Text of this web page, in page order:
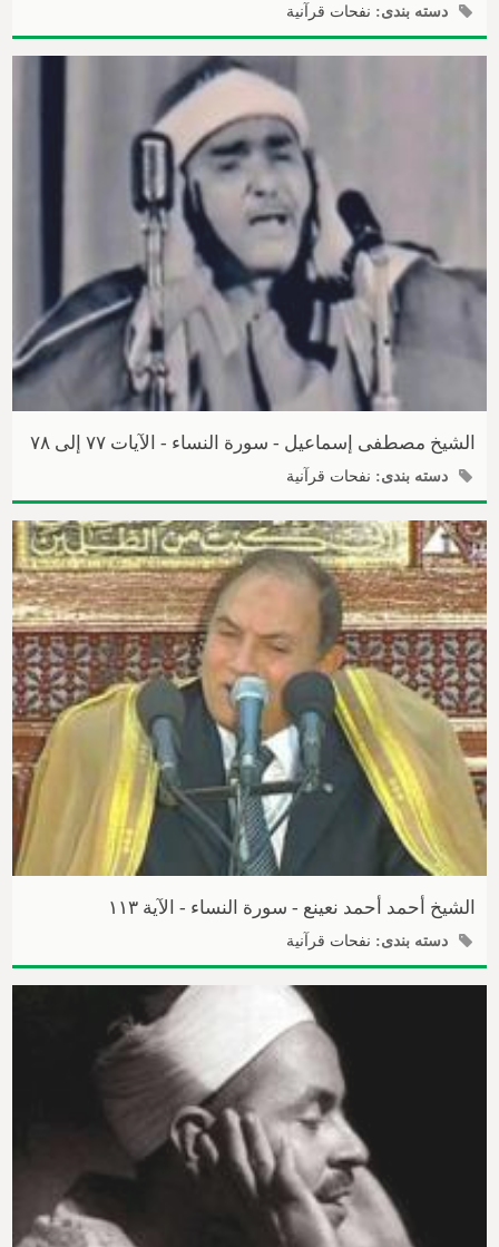
دسته بندی: نفحات قرآنیة
الشیخ مصطفی إسماعیل - سورة النساء - الآیات ۷۷ إلی ۷۸
دسته بندی: نفحات قرآنیة
الشیخ أحمد أحمد نعینع - سورة النساء - الآیة ۱۱۳
دسته بندی: نفحات قرآنیة